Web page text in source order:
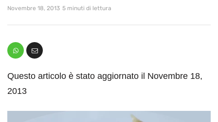
Novembre 18, 2013 5 minuti di lettura
Questo articolo è stato aggiornato il Novembre 18,
2013